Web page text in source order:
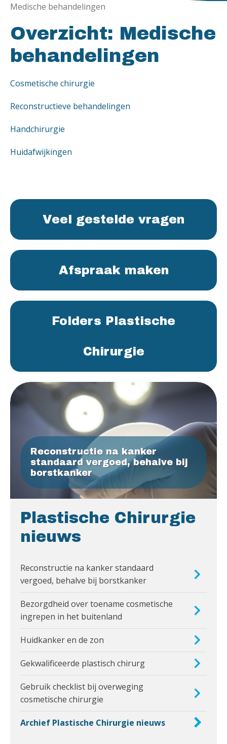
Medische behandelingen
Overzicht: Medische
behandelingen
Cosmetische chirurgie
Reconstructieve behandelingen
Handchirurgie
Huidafwijkingen
Veel gestelde vragen
Afspraak maken
Folders Plastische
Chirurgie
Reconstructie na kanker
standaard vergoed, behalve bij
borstkanker
Plastische Chirurgie
nieuws
Reconstructie na kanker standaard
vergoed, behalve bij borstkanker
Bezorgdheid over toename cosmetische
ingrepen in het buitenland
Huidkanker en de zon
Gekwalificeerde plastisch chirurg
Gebruik checklist bij overweging
cosmetische chirurgie
Archief Plastische Chirurgie nieuws